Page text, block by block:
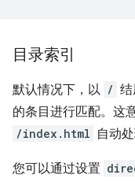
目录索引
默认情况下，以 /
的条目进行匹配。这
/index.html 自动
您可以通过设置